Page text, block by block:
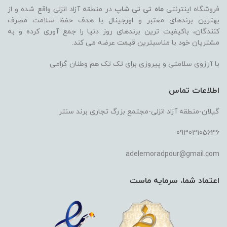
فروشگاه اینترنتیماه تی تی شاپ در منطقه آزاد انزلی واقع شده و از
بهترین برندهای معتبر و اورجینال با هدف حفظ سلامت مصرف
کنندگان، باکیفیت ترین برندهای روز دنیا را جمع آوری کرده و به
مشتریان خود با مناسبترین قیمت عرضه می کند.
با آرزوی سلامتی و پیروزی برای تک تک هم وطنان گرامی
اطلاعات تماس
گیلان-منطقه آزاد انزلی-مجتمع بزرگ تجاری برند سنتر
09303105636
adelemoradpour@gmail.com
اعتماد شما، سرمایه ماست